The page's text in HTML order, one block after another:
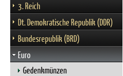
3. Reich
Dt. Demokratische Republik (DDR)
Bundesrepublik (BRD)
Euro
Gedenkmünzen